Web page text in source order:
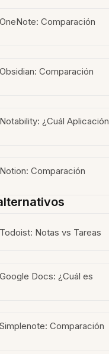
Comparación
Comparación
¿Cuál Aplicación
Comparación
Notas vs Tareas
Docs: ¿Cuál es
Comparación